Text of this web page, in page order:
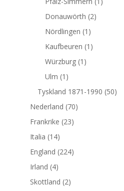
Donauwörth (2)
Nördlingen (1)
Kaufbeuren (1)
Würzburg (1)
Ulm (1)
Tyskland 1871-1990 (50)
Nederland (70)
Frankrike (23)
Italia (14)
England (224)
Irland (4)
Skottland (2)